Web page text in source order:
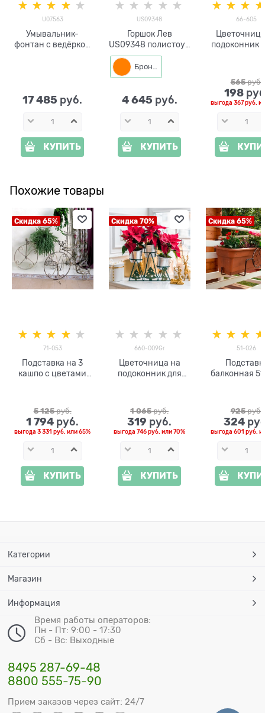
U07563
Умывальник-
фонтан с ведёрком
17 485 руб.
КУПИТЬ
US09348
Горшок Лев
US09348 полистоун
цв.под бронзу
Бронза
4 645 руб.
КУПИТЬ
66-605
подоконник
565 руб.
198
выгода367 руб.
Похожие товары
Скидка 65%
71-053
Подставка на 3
кашпо с цветами
5 125 руб.
1 794 руб.
выгода3 331 руб. или65%
КУПИТЬ
Скидка 70%
660-009Gr
Цветочница на
подоконник для
1 065 руб.
319 руб.
выгода746 руб. или70%
КУПИТЬ
Скидка 65%
51-026
балконная
925 руб.
324
выгода 601 руб.
Категории
Магазин
Информация
Время работы операторов:
Пн - Пт: 9:00 - 17:30
Сб - Вс: Выходные
8495 287-69-48
8800 555-75-90
Прием заказов через сайт: 24/7